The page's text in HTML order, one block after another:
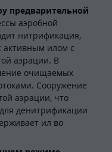
предварительной
аэробной
нитрификация,
илом с
аэрации. В
очищаемых
Сооружение
аэрации, что
денитрификации
ил во